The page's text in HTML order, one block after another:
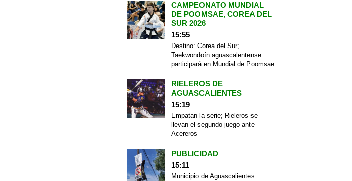
CAMPEONATO MUNDIAL
DE POOMSAE, COREA DEL
SUR 2026
15:55
Destino: Corea del Sur;
Taekwondoín aguascalentense
participará en Mundial de Poomsae
RIELEROS DE
AGUASCALIENTES
15:19
Empatan la serie; Rieleros se
llevan el segundo juego ante
Acereros
PUBLICIDAD
15:11
Municipio de Aguascalientes